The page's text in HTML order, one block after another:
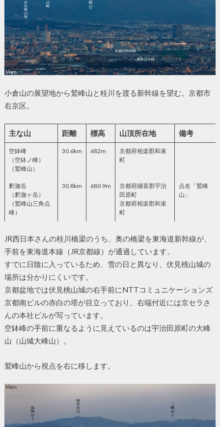
小倉山の展望地から鷲峰山と桂川を渡る新幹線を望む。京都市
右京区。
主な山 距離 標高 山頂所在地 備考
空鉢峰
（空鉢ノ峰）
（鷲峰山）
30.6km 682m
京都府相楽郡和束
町
釈迦岳
（釈迦ヶ岳）
（鷲峰山三角点
峰）
30.8km 680.9m
京都府綴喜郡宇治
田原町
京都府相楽郡和束
町
点名「鷲峰
山」
JR西日本さんの桂川橋梁のうち、奥の橋梁を東海道新幹線が、
手前を東海道本線（JR京都線）が通過しています。
すでに日陰に入っているため、雪の日と異なり、伏見桃山城の
場所は分かりにくいです。
京都盆地では伏見桃山城の右手前にNTTコミュニケーションズ
京都南ビルの赤白の塔が目立っており、右端付近には京セラさ
んの本社ビルが写っています。
空鉢峰の手前に重なるように見えているのは宇治田原町の大峰
山（山城大峰山）。
鷲峰山から視点を右に移します。